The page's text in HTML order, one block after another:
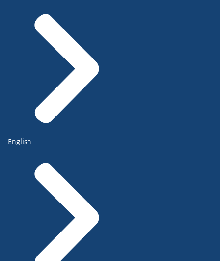
English